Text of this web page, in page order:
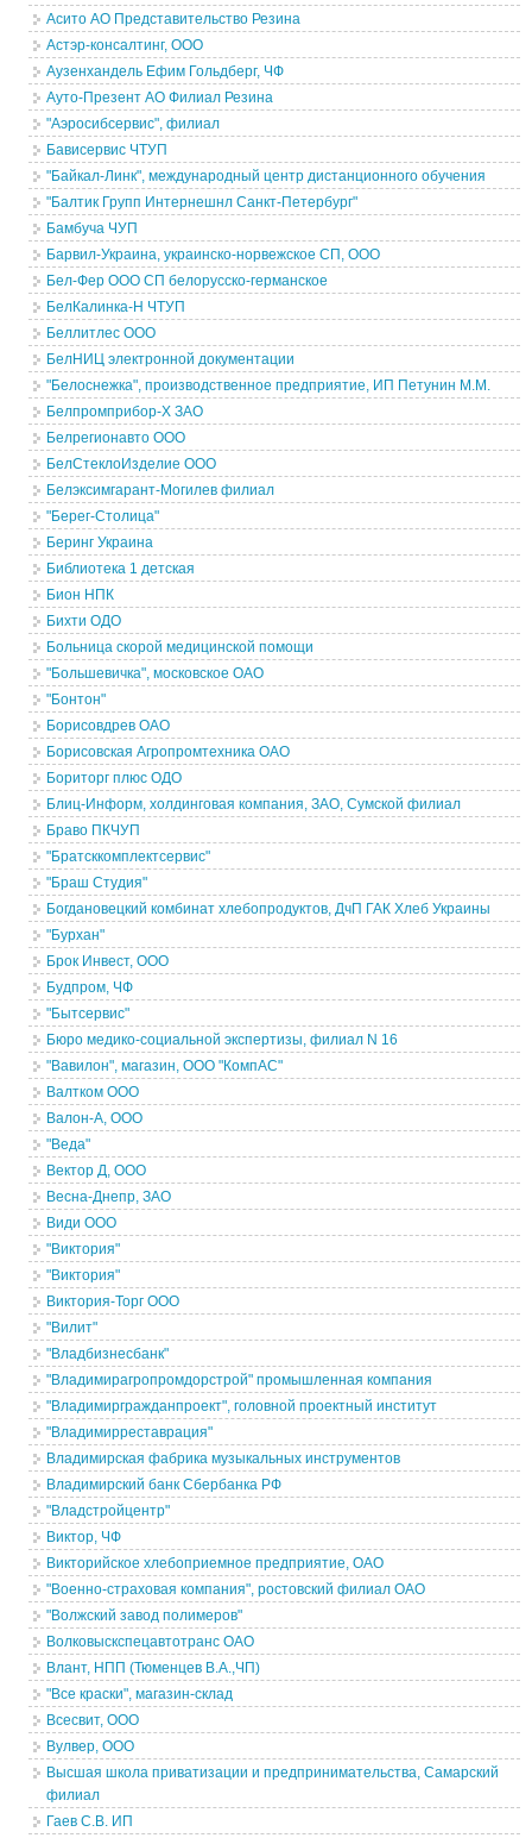
Асито АО Представительство Резина
Астэр-консалтинг, ООО
Аузенхандель Ефим Гольдберг, ЧФ
Ауто-Презент АО Филиал Резина
"Аэросибсервис", филиал
Бависервис ЧТУП
"Байкал-Линк", международный центр дистанционного обучения
"Балтик Групп Интернешнл Санкт-Петербург"
Бамбуча ЧУП
Барвил-Украина, украинско-норвежское СП, ООО
Бел-Фер ООО СП белорусско-германское
БелКалинка-Н ЧТУП
Беллитлес ООО
БелНИЦ электронной документации
"Белоснежка", производственное предприятие, ИП Петунин М.М.
Белпромприбор-Х ЗАО
Белрегионавто ООО
БелСтеклоИзделие ООО
Белэксимгарант-Могилев филиал
"Берег-Столица"
Беринг Украина
Библиотека 1 детская
Бион НПК
Бихти ОДО
Больница скорой медицинской помощи
"Большевичка", московское ОАО
"Бонтон"
Борисовдрев ОАО
Борисовская Агропромтехника ОАО
Бориторг плюс ОДО
Блиц-Информ, холдинговая компания, ЗАО, Сумской филиал
Браво ПКЧУП
"Братсккомплектсервис"
"Браш Студия"
Богдановецкий комбинат хлебопродуктов, ДчП ГАК Хлеб Украины
"Бурхан"
Брок Инвест, ООО
Будпром, ЧФ
"Бытсервис"
Бюро медико-социальной экспертизы, филиал N 16
"Вавилон", магазин, ООО "КомпАС"
Валтком ООО
Валон-А, ООО
"Веда"
Вектор Д, ООО
Весна-Днепр, ЗАО
Види ООО
"Виктория"
"Виктория"
Виктория-Торг ООО
"Вилит"
"Владбизнесбанк"
"Владимирагропромдорстрой" промышленная компания
"Владимиргражданпроект", головной проектный институт
"Владимирреставрация"
Владимирская фабрика музыкальных инструментов
Владимирский банк Сбербанка РФ
"Владстройцентр"
Виктор, ЧФ
Викторийское хлебоприемное предприятие, ОАО
"Военно-страховая компания", ростовский филиал ОАО
"Волжский завод полимеров"
Волковыскспецавтотранс ОАО
Влант, НПП (Тюменцев В.А.,ЧП)
"Все краски", магазин-склад
Всесвит, ООО
Вулвер, ООО
Высшая школа приватизации и предпринимательства, Самарский
филиал
Гаев С.В. ИП